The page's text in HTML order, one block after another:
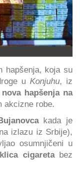
hapšenja, koja su
u Konjuhu, iz
nova hapšenja na
akcizne robe.
kada je
izlazu iz Srbije),
osumnjičeni u
cigareta bez